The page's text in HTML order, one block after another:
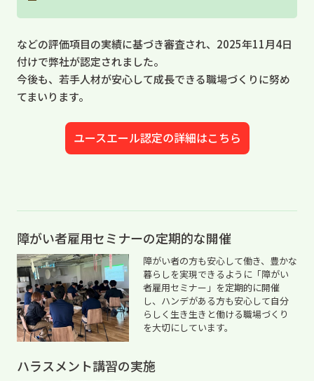
などの評価項目の実績に基づき審査され、2025年11月4日
付けで弊社が認定されました。
今後も、若手人材が安心して成長できる職場づくりに努め
てまいります。
ユースエール認定の詳細はこちら
障がい者雇用セミナーの定期的な開催
障がい者の方も安心して働き、豊かな
暮らしを実現できるように「障がい
者雇用セミナー」を定期的に開催
し、ハンデがある方も安心して自分
らしく生き生きと働ける職場づくり
を大切にしています。
ハラスメント講習の実施